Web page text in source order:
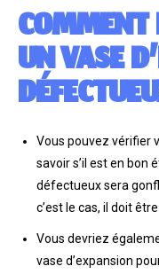
UN VASE
Vous pouvez vérifier
savoir s’il est en bon
défectueux sera
c’est le cas, il doit
Vous devriez
vase d’expansion